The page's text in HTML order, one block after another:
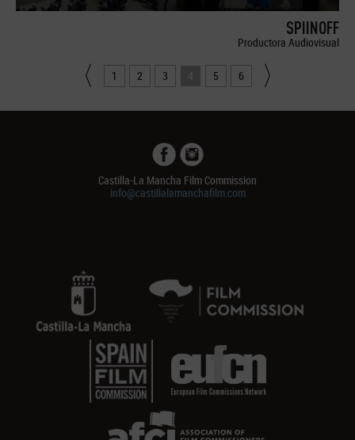
SPIINOFF
Productora Audiovisual
1 2 3 4 5 6
Castilla-La Mancha Film Commission
info@castillalamanchafilm.com